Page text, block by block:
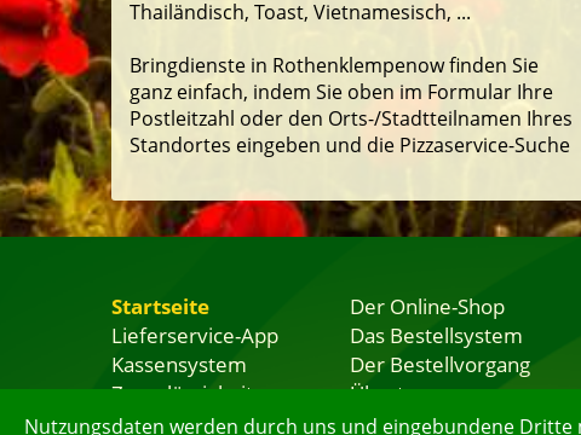
Nutzungsdaten werden durch uns und eingebundene
Thailändisch, Toast, Vietnamesisch, ...
Bringdienste in Rothenklempenow finden Sie
ganz einfach, indem Sie oben im Formular Ihre
Postleitzahl oder den Orts-/Stadtteilnamen Ihres
Standortes eingeben und die Pizzaservice-Suche
Startseite
Lieferservice-App
Kassensystem
Zuverlässigkeit
Sicherheit
Der Online-Shop
Das Bestellsystem
Der Bestellvorgang
Übertragung
Testshop